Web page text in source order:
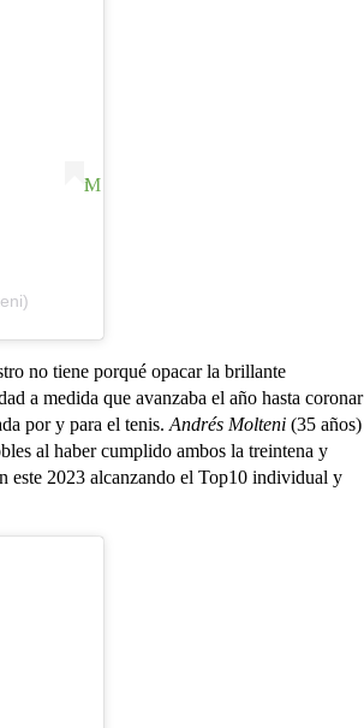
Mi
no tiene porqué opacar la brillante
a medida que avanzaba el año hasta coronar
por y para el tenis. Andrés Molteni(35 años)
al haber cumplido ambos la treintena y
este 2023 alcanzando el Top10 individual y